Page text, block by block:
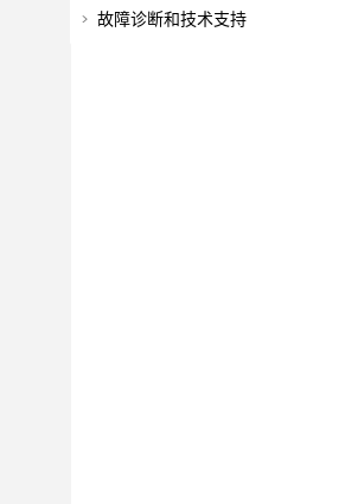
故障诊断和技术支持